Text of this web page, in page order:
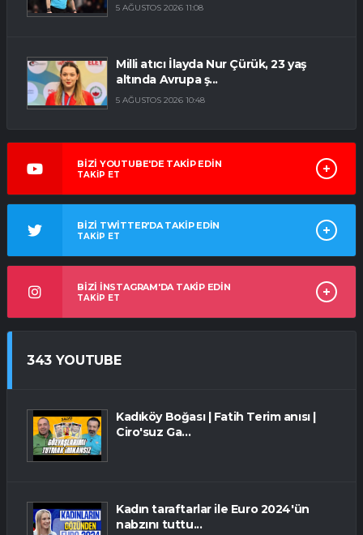
5 AĞUSTOS 2026 11:08
Milli atıcı İlayda Nur Çürük, 23 yaş
altında Avrupa ş...
5 AĞUSTOS 2026 10:48
BİZİ YOUTUBE'DE TAKİP EDİN
TAKİP ET
BİZİ TWİTTER'DA TAKİP EDİN
TAKİP ET
BİZİ İNSTAGRAM'DA TAKİP EDİN
TAKİP ET
343 YOUTUBE
Kadıköy Boğası | Fatih Terim anısı |
Ciro'suz Ga...
Kadın taraftarlar ile Euro 2024'ün
nabzını tuttu...